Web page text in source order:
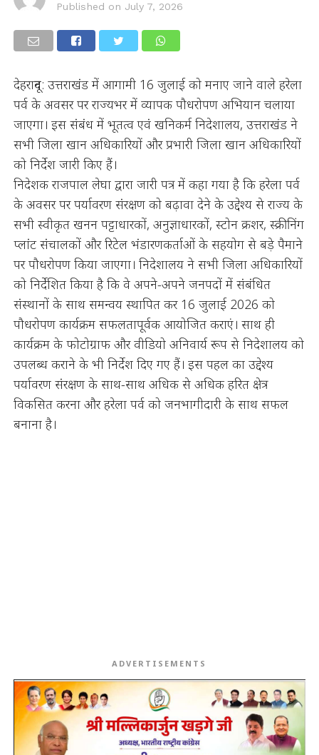
Published on July 7, 2026
देहरादून: उत्तराखंड में आगामी 16 जुलाई को मनाए जाने वाले हरेला
पर्व के अवसर पर राज्यभर में व्यापक पौधरोपण अभियान चलाया
जाएगा। इस संबंध में भूतत्व एवं खनिकर्म निदेशालय, उत्तराखंड ने
सभी जिला खान अधिकारियों और प्रभारी जिला खान अधिकारियों
को निर्देश जारी किए हैं।
निदेशक राजपाल लेघा द्वारा जारी पत्र में कहा गया है कि हरेला पर्व
के अवसर पर पर्यावरण संरक्षण को बढ़ावा देने के उद्देश्य से राज्य के
सभी स्वीकृत खनन पट्टाधारकों, अनुज्ञाधारकों, स्टोन क्रशर, स्क्रीनिंग
प्लांट संचालकों और रिटेल भंडारणकर्ताओं के सहयोग से बड़े पैमाने
पर पौधरोपण किया जाएगा। निदेशालय ने सभी जिला अधिकारियों
को निर्देशित किया है कि वे अपने-अपने जनपदों में संबंधित
संस्थानों के साथ समन्वय स्थापित कर 16 जुलाई 2026 को
पौधरोपण कार्यक्रम सफलतापूर्वक आयोजित कराएं। साथ ही
कार्यक्रम के फोटोग्राफ और वीडियो अनिवार्य रूप से निदेशालय को
उपलब्ध कराने के भी निर्देश दिए गए हैं। इस पहल का उद्देश्य
पर्यावरण संरक्षण के साथ-साथ अधिक से अधिक हरित क्षेत्र
विकसित करना और हरेला पर्व को जनभागीदारी के साथ सफल
बनाना है।
ADVERTISEMENTS